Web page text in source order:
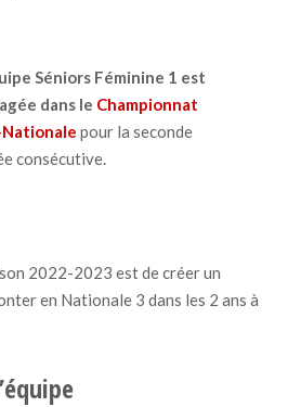
Séniors Féminine 1 est
dans le Championnat
pour la seconde
consécutive.
2022-2023 est de créer un
en Nationale 3 dans les 2 ans à